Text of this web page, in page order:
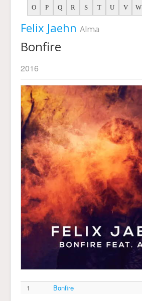
O P Q R S T U V W
Felix Jaehn Alma
Bonfire
2016
1 Bonfire